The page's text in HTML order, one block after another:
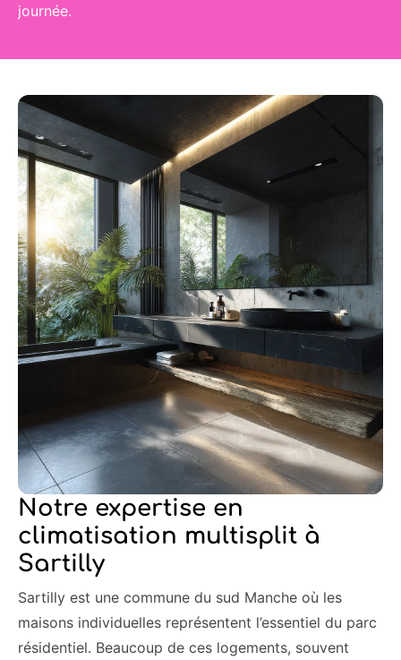
journée.
Notre expertise en
climatisation multisplit à
Sartilly
Sartilly est une commune du sud Manche où les
maisons individuelles représentent l’essentiel du parc
résidentiel. Beaucoup de ces logements, souvent